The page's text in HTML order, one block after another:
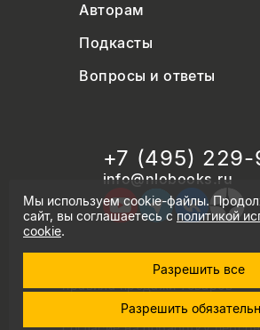
Авторам
Подкасты
Вопросы и ответы
+7 (495) 229-
info@nlobooks.ru
© Новое литературное
правила продажи товаров
политика использования
Мы используем cookie-файлы.
сайт, вы соглашаетесь сполитикой
cookie.
Разрешить все
Разрешить